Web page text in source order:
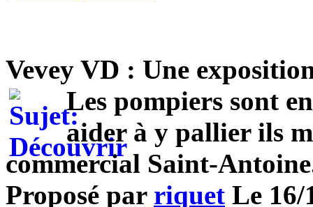
Vevey VD : Une
Les pompiers sont
aider à y pallier ils
commercial Saint-
Proposé par riquet Le 16/